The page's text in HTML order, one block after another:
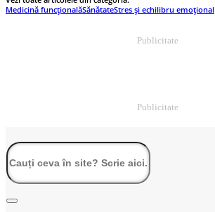
Medicină funcționalăSănătateStres și echilibru emoțional
Publicitate
Publicitate